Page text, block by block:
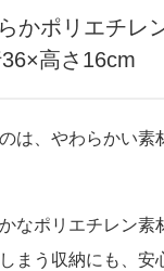
かポリエチレ
高さ16cm
は、やわらかい素
なポリエチレン素
まう収納にも、安